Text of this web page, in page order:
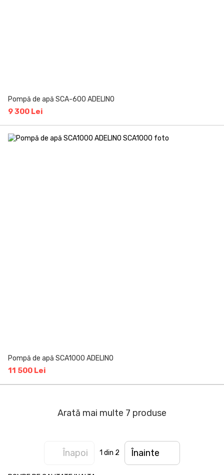
Pompă de apă SCA-600 ADELINO
9 300 Lei
Pompă de apă SCA1000 ADELINO
11 500 Lei
Arată mai multe 7 produse
Înapoi 1 din 2 Înainte